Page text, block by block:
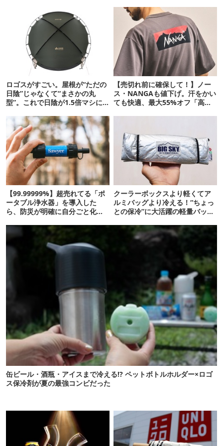
ロゴスがすごい。屋根が“ただの
日陰”じゃなくて“まさかの丸
型”。これで日陰が1.5倍マシに
【売切れ前に確保して！】ノー
ス・NANGAも値下げ。汗をかい
ても快適、最大55%オフ「高機
【99.99999%】超売れてる「ポ
ータブル浄水器」を導入した
ら、防災が明確に自分ごと化し
クーラーボックスより軽くてア
ルミバッグより冷える！“ちょっ
との保冷”に大活躍の軽量バッグ
缶ビール・酒瓶・アイスまで冷える!? ペットボトルホルダー×ロゴ
ス保冷剤が夏の最強コンビだった